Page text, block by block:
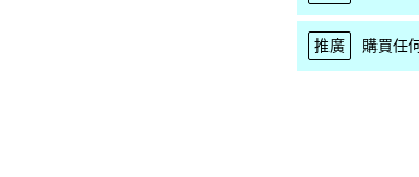
推廣 購買任